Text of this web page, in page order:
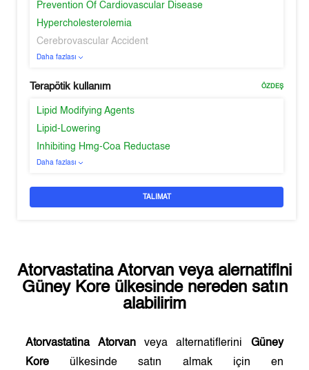
Prevention Of Cardiovascular Disease
Hypercholesterolemia
Cerebrovascular Accident
Daha fazlası
Terapötik kullanım ÖZDEŞ
Lipid Modifying Agents
Lipid-Lowering
Inhibiting Hmg-Coa Reductase
Daha fazlası
TALIMAT
Atorvastatina Atorvan veya alernatifini
Güney Koreülkesinde nereden satın
alabilirim
Atorvastatina Atorvanveya alternatiflerini Güney
Kore ülkesinde satın almak için en